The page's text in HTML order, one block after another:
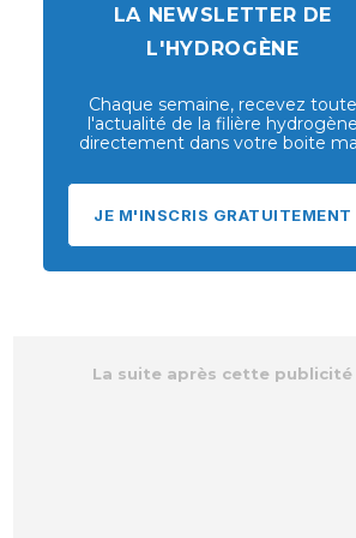
LA NEWSLETTER DE
L'HYDROGÈNE
Chaque semaine, recevez toute
l'actualité de la filière hydrogène
directement dans votre boite
JE M'INSCRIS GRATUITEMENT